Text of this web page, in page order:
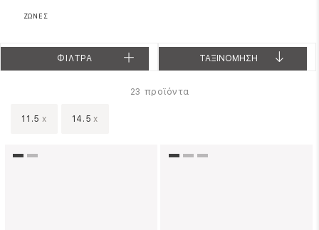
ΖΩΝΕΣ
ΦΙΛΤΡΑ ΤΑΞΙΝΟΜΗΣΗ
23 προϊόντα
11.5 x 14.5 x